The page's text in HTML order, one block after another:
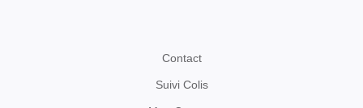
Contact
Suivi Colis